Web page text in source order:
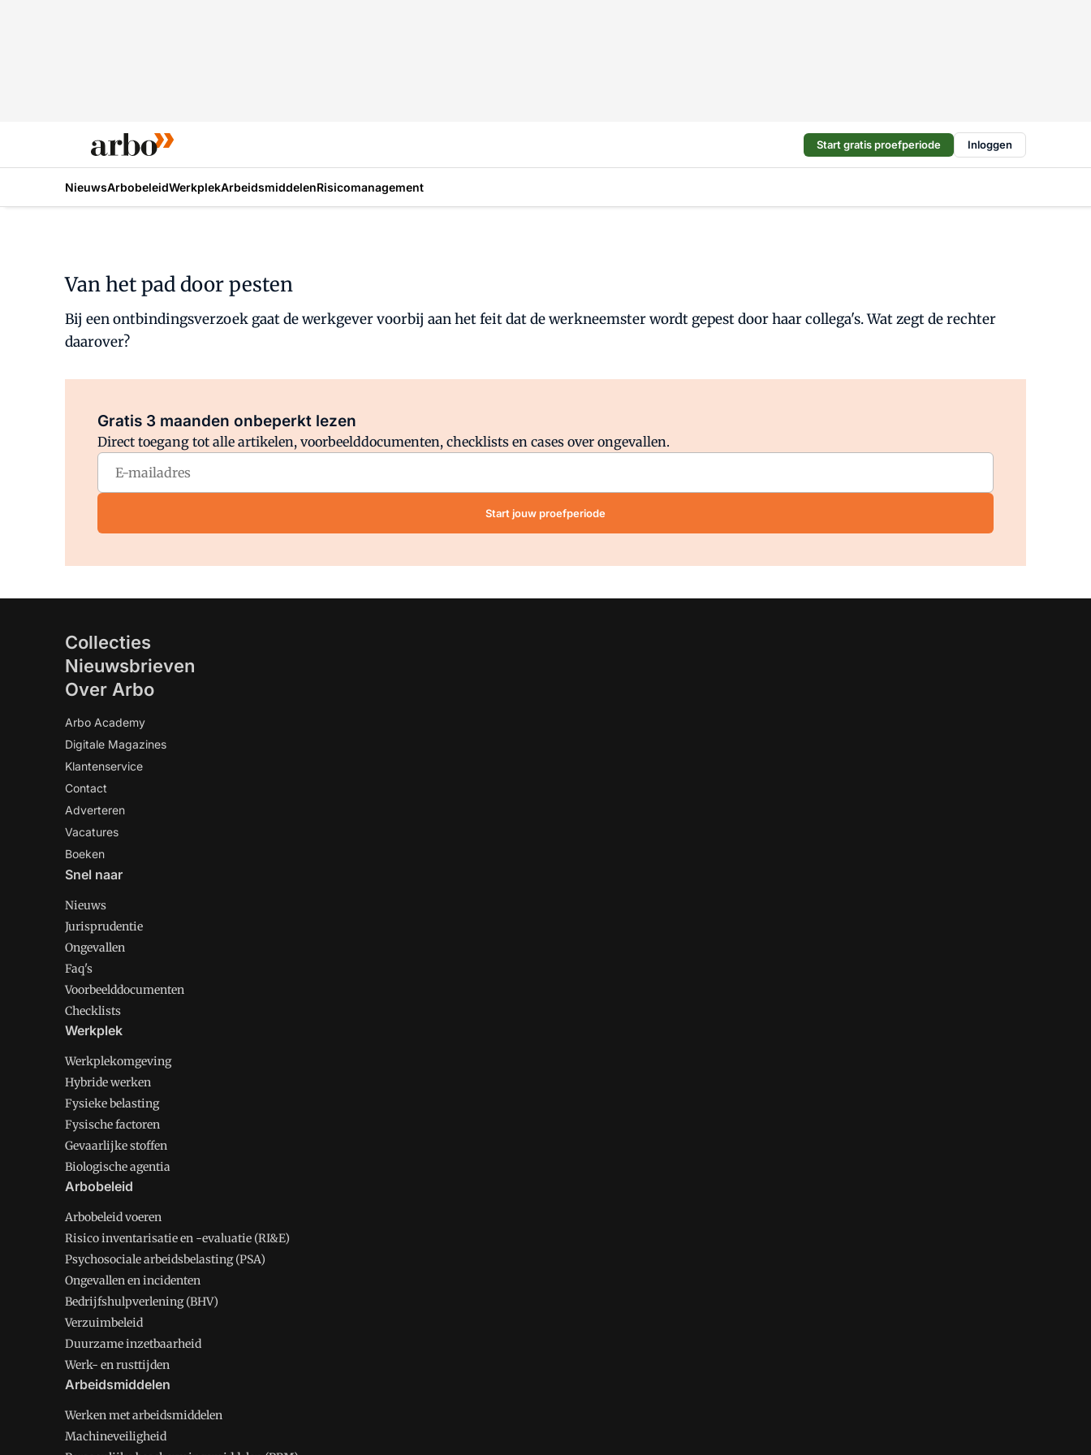
Start gratis proefperiode Inloggen
NieuwsArbobeleidWerkplekArbeidsmiddelenRisicomanagement
Van het pad door pesten
Bij een ontbindingsverzoek gaat de werkgever voorbij aan het feit dat de werkneemster wordt gepest door haar collega's. Wat zegt de rechter
daarover?
Gratis 3 maanden onbeperkt lezen
Direct toegang tot alle artikelen, voorbeelddocumenten, checklists en cases over ongevallen.
Start jouw proefperiode
Collecties
Nieuwsbrieven
Over Arbo
Arbo Academy
Digitale Magazines
Klantenservice
Contact
Adverteren
Vacatures
Boeken
Snel naar
Nieuws
Jurisprudentie
Ongevallen
Faq's
Voorbeelddocumenten
Checklists
Werkplek
Werkplekomgeving
Hybride werken
Fysieke belasting
Fysische factoren
Gevaarlijke stoffen
Biologische agentia
Arbobeleid
Arbobeleid voeren
Risico inventarisatie en -evaluatie (RI&E)
Psychosociale arbeidsbelasting (PSA)
Ongevallen en incidenten
Bedrijfshulpverlening (BHV)
Verzuimbeleid
Duurzame inzetbaarheid
Werk- en rusttijden
Arbeidsmiddelen
Werken met arbeidsmiddelen
Machineveiligheid